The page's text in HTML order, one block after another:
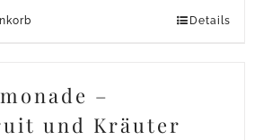
Details
–
und Kräuter